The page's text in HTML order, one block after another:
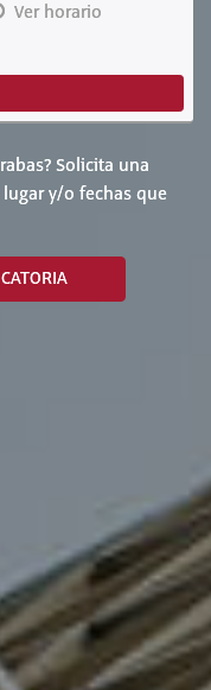
Ver horario
Solicita una
y/o fechas que